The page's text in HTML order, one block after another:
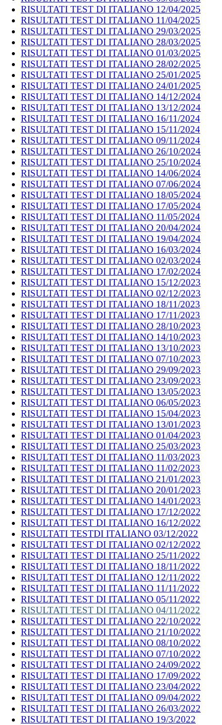
RISULTATI TEST DI ITALIANO 12/04/2025
RISULTATI TEST DI ITALIANO 11/04/2025
RISULTATI TEST DI ITALIANO 29/03/2025
RISULTATI TEST DI ITALIANO 28/03/2025
RISULTATI TEST DI ITALIANO 01/03/2025
RISULTATI TEST DI ITALIANO 28/02/2025
RISULTATI TEST DI ITALIANO 25/01/2025
RISULTATI TEST DI ITALIANO 24/01/2025
RISULTATI TEST DI ITALIANO 14/12/2024
RISULTATI TEST DI ITALIANO 13/12/2024
RISULTATI TEST DI ITALIANO 16/11/2024
RISULTATI TEST DI ITALIANO 15/11/2024
RISULTATI TEST DI ITALIANO 09/11/2024
RISULTATI TEST DI ITALIANO 26/10/2024
RISULTATI TEST DI ITALIANO 25/10/2024
RISULTATI TEST DI ITALIANO 14/06/2024
RISULTATI TEST DI ITALIANO 07/06/2024
RISULTATI TEST DI ITALIANO 18/05/2024
RISULTATI TEST DI ITALIANO 17/05/2024
RISULTATI TEST DI ITALIANO 11/05/2024
RISULTATI TEST DI ITALIANO 20/04/2024
RISULTATI TEST DI ITALIANO 19/04/2024
RISULTATI TEST DI ITALIANO 16/03/2024
RISULTATI TEST DI ITALIANO 02/03/2024
RISULTATI TEST DI ITALIANO 17/02/2024
RISULTATI TEST DI ITALIANO 15/12/2023
RISULTATI TEST DI ITALIANO 02/12/2023
RISULTATI TEST DI ITALIANO 18/11/2023
RISULTATI TEST DI ITALIANO 17/11/2023
RISULTATI TEST DI ITALIANO 28/10/2023
RISULTATI TEST DI ITALIANO 14/10/2023
RISULTATI TEST DI ITALIANO 13/10/2023
RISULTATI TEST DI ITALIANO 07/10/2023
RISULTATI TEST DI ITALIANO 29/09/2023
RISULTATI TEST DI ITALIANO 23/09/2023
RISULTATI TEST DI ITALIANO 13/05/2023
RISULTATI TEST DI ITALIANO 06/05/2023
RISULTATI TEST DI ITALIANO 15/04/2023
RISULTATI TEST DI ITALIANO 13/01/2023
RISULTATI TEST DI ITALIANO 01/04/2023
RISULTATI TEST DI ITALIANO 25/03/2023
RISULTATI TEST DI ITALIANO 11/03/2023
RISULTATI TEST DI ITALIANO 11/02/2023
RISULTATI TEST DI ITALIANO 21/01/2023
RISULTATI TEST DI ITALIANO 20/01/2023
RISULTATI TEST DI ITALIANO 14/01/2023
RISULTATI TEST DI ITALIANO 17/12/2022
RISULTATI TEST DI ITALIANO 16/12/2022
RISULTATI TESTDI ITALIANO 03/12/2022
RISULTATI TEST DI ITALIANO 02/12/2022
RISULTATI TEST DI ITALIANO 25/11/2022
RISULTATI TEST DI ITALIANO 18/11/2022
RISULTATI TEST DI ITALIANO 12/11/2022
RISULTATI TEST DI ITALIANO 11/11/2022
RISULTATI TEST DI ITALIANO 05/11/2022
RISULTATI TEST DI ITALIANO 04/11/2022
RISULTATI TEST DI ITALIANO 22/10/2022
RISULTATI TEST DI ITALIANO 21/10/2022
RISULTATI TEST DI ITALIANO 08/10/2022
RISULTATI TEST DI ITALIANO 07/10/2022
RISULTATI TEST DI ITALIANO 24/09/2022
RISULTATI TEST DI ITALIANO 17/09/2022
RISULTATI TEST DI ITALIANO 23/04/2022
RISULTATI TEST DI ITALIANO 09/04/2022
RISULTATI TEST DI ITALIANO 26/03/2022
RISULTATI TEST DI ITALIANO 19/3/2022